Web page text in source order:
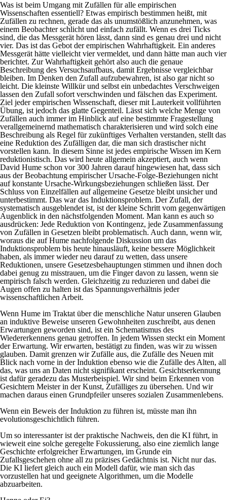
Was ist beim Umgang mit Zufällen für alle empirischen
Wissenschaften essentiell? Etwas empirisch bestimmen heißt, mit
Zufällen zu rechnen, gerade das als unumstößlich anzunehmen, was
einem Beobachter schlicht und einfach zufällt. Wenn es drei Ticks
sind, die das Messgerät hören lässt, dann sind es genau drei und nicht
vier. Das ist das Gebot der empirischen Wahrhaftigkeit. Ein anderes
Messgerät hätte vielleicht vier vermeldet, und dann hätte man auch vier
berichtet. Zur Wahrhaftigkeit gehört also auch die genaue
Beschreibung des Versuchsaufbaus, damit Ergebnisse vergleichbar
bleiben. Im Denken den Zufall aufzubewahren, ist also gar nicht so
leicht. Die kleinste Willkür und selbst ein unbedachtes Verschweigen
lassen den Zufall sofort verschwinden und fälschen das Experiment.
Ziel jeder empirischen Wissenschaft, dieser mit Lauterkeit vollführten
Übung, ist jedoch das glatte Gegenteil. Lässt sich welche Menge von
Zufällen auch immer im Hinblick auf eine bestimmte Fragestellung
verallgemeinernd mathematisch charakterisieren und wird solch eine
Beschreibung als Regel für zukünftiges Verhalten verstanden, stellt das
eine Reduktion des Zufälligen dar, die man sich drastischer nicht
vorstellen kann. In diesem Sinne ist jedes empirische Wissen im Kern
reduktionistisch. Das wird heute allgemein akzeptiert, auch wenn
David Hume schon vor 300 Jahren darauf hingewiesen hat, dass sich
aus der Beobachtung empirischer Ursache-Folge-Beziehungen nicht
auf konstante Ursache-Wirkungsbeziehungen schließen lässt. Der
Schluss von Einzelfällen auf allgemeine Gesetze bleibt unsicher und
unterbestimmt. Das war das Induktionsproblem. Der Zufall, der
systematisch ausgeblendet ist, ist der kleine Schritt vom gegenwärtigen
Augenblick in den nächstfolgenden Moment. Man kann es auch so
ausdrücken: Jede Reduktion von Kontingenz, jede Zusammenfassung
von Zufällen in Gesetzen bleibt problematisch. Auch dann, wenn wir,
woraus die auf Hume nachfolgende Diskussion um das
Induktionsproblem bis heute hinausläuft, keine bessere Möglichkeit
haben, als immer wieder neu darauf zu wetten, dass unsere
Reduktionen, unsere Gesetzesbehauptungen stimmen und ihnen doch
dabei genug zu misstrauen, um die Finger davon zu lassen, wenn sie
empirisch falsch werden. Gleichzeitig zu reduzieren und dabei die
Augen offen zu halten ist das Spannungsverhältnis jeder
wissenschaftlichen Arbeit.
Wenn Hume im Traktat über die menschliche Naturunseren Glauben
an induktive Beweise unseren Gewohnheiten zuschreibt, aus denen
Erwartungen geworden sind, ist ein Schematismus des
Wiedererkennens genau getroffen. In jedem Wissen steckt ein Moment
der Erwartung. Wir erwarten, bestätigt zu finden, was wir zu wissen
glauben. Damit grenzen wir Zufälle aus, die Zufälle des Neuen mit
Blick nach vorne in der Induktion ebenso wie die Zufälle des Alten, all
das, was uns an Daten nicht signifikant erscheint. Gesichtserkennung
ist dafür geradezu das Musterbeispiel. Wir sind beim Erkennen von
Gesichtern Meister in der Kunst, Zufälliges zu übersehen. Und wir
machen daraus einen Grundpfeiler unseres sozialen Zusammenlebens.
Wenn ein Beweis der Induktion zu führen ist, müsste man ihn
evolutionsgeschichtlich führen.
Um so interessanter ist der praktische Nachweis, den die KI führt, in
wieweit eine solche geregelte Fokussierung, also eine ziemlich lange
Geschichte erfolgreicher Erwartungen, im Grunde ein
Zufallsgeschehen ohne all zu präzises Gedächtnis ist. Nicht nur das.
Die KI liefert gleich auch ein Modell dafür, wie man sich das
vorzustellen hat und geeignete Algorithmen, um die Modelle
abzuarbeiten.